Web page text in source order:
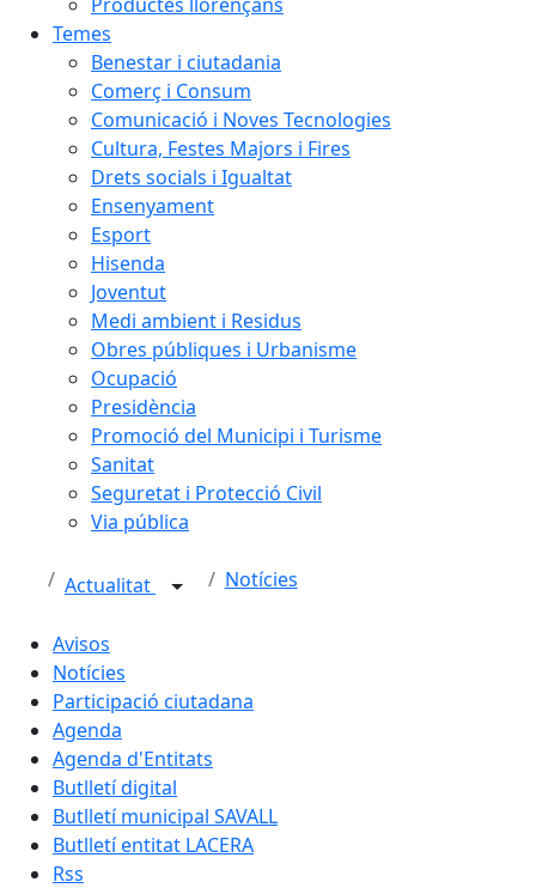
Temes
Benestar i ciutadania
Comerç i Consum
Comunicació i Noves Tecnologies
Cultura, Festes Majors i Fires
Drets socials i Igualtat
Ensenyament
Esport
Hisenda
Joventut
Medi ambient i Residus
Obres públiques i Urbanisme
Ocupació
Presidència
Promoció del Municipi i Turisme
Sanitat
Seguretat i Protecció Civil
Via pública
Actualitat Notícies
Avisos
Notícies
Participació ciutadana
Agenda
Agenda d'Entitats
Butlletí digital
Butlletí municipal SAVALL
Butlletí entitat LACERA
Rss